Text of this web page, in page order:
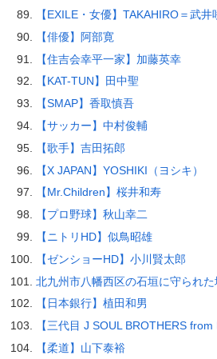
【EXILE・女優】TAKAHIRO＝武井
【俳優】阿部寛
【住吉会幸平一家】加藤英幸
【KAT-TUN】田中聖
【SMAP】香取慎吾
【サッカー】中村俊輔
【歌手】吉田拓郎
【X JAPAN】YOSHIKI（ヨシキ）
【Mr.Children】桜井和寿
【プロ野球】秋山幸二
【ニトリHD】似鳥昭雄
【ゼンショーHD】小川賢太郎
北九州市八幡西区の石垣に守られた
【日本銀行】植田和男
【三代目 J SOUL BROTHERS
【柔道】山下泰裕